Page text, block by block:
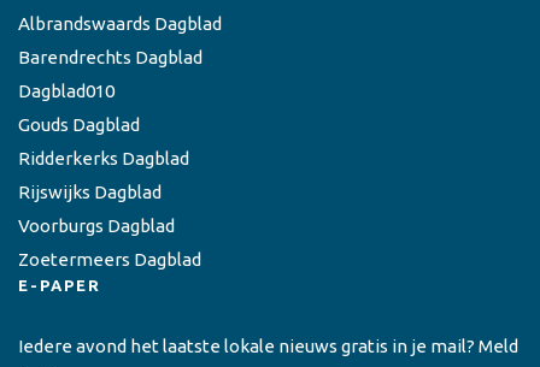
Albrandswaards Dagblad
Barendrechts Dagblad
Dagblad010
Gouds Dagblad
Ridderkerks Dagblad
Rijswijks Dagblad
Voorburgs Dagblad
Zoetermeers Dagblad
E-PAPER
Iedere avond het laatste lokale nieuws gratis in je mail? Meld